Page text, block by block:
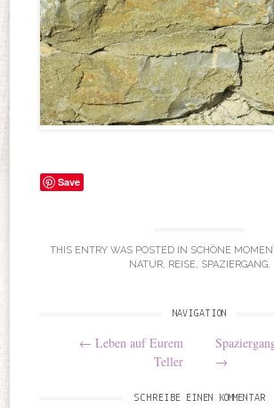
Save
THIS ENTRY WAS POSTED IN SCHÖNE
NATUR, REISE, SPAZIERGANG.
Post navigation
NAVIGATION
← Leben auf Eurem
Teller
→
SCHREIBE EINEN KOMMENTAR